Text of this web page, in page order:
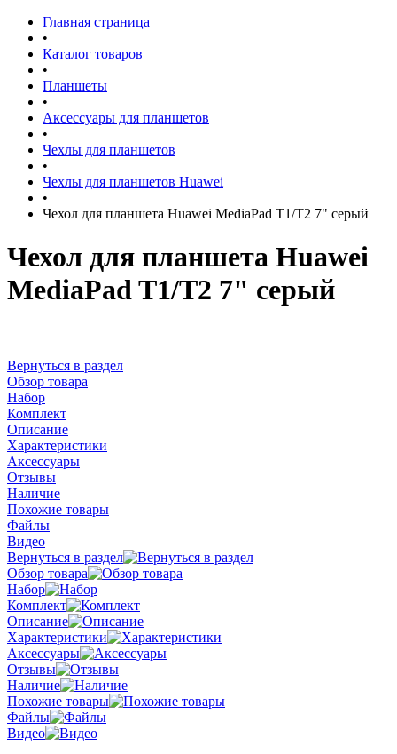
Главная страница
•
Каталог товаров
•
Планшеты
•
Аксессуары для планшетов
•
Чехлы для планшетов
•
Чехлы для планшетов Huawei
•
Чехол для планшета Huawei MediaPad T1/T2 7" серый
Чехол для планшета Huawei
MediaPad T1/T2 7" серый
Вернуться в раздел
Обзор товара
Набор
Комплект
Описание
Характеристики
Аксессуары
Отзывы
Наличие
Похожие товары
Файлы
Видео
Вернуться в раздел
Обзор товара
Набор
Комплект
Описание
Характеристики
Аксессуары
Отзывы
Наличие
Похожие товары
Файлы
Видео